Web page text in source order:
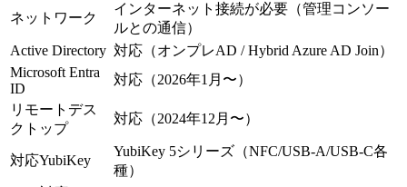
ネットワーク
インターネット接続が必要（管理コンソー
ルとの通信）
Active Directory 対応（オンプレAD / Hybrid Azure AD Join）
Microsoft Entra
ID
対応（2026年1月〜）
リモートデス
クトップ
対応（2024年12月〜）
対応YubiKey
YubiKey 5シリーズ（NFC/USB-A/USB-C各
種）